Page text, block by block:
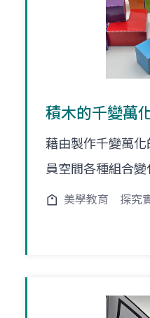
積木的千變萬
藉由製作千變萬
員空間各種組合變
美學教育 探究